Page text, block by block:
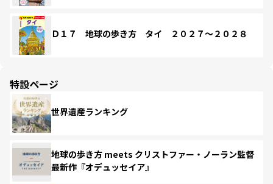
Ｄ１７ 地球の歩き方 タイ ２０２７～２０２８
特設ページ
世界遺産ランキング
地球の歩き方 meets クリストファー・ノーラン監督
最新作『オデュッセイア』